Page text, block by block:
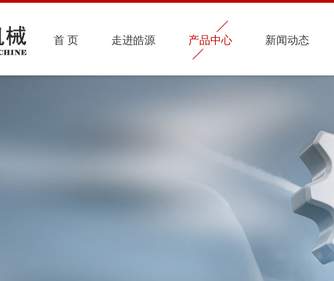
首 页 走进皓源 产品中心 新闻动态